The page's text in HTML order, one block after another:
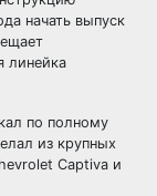
начать выпуск
линейка
по полному
из крупных
Captiva и